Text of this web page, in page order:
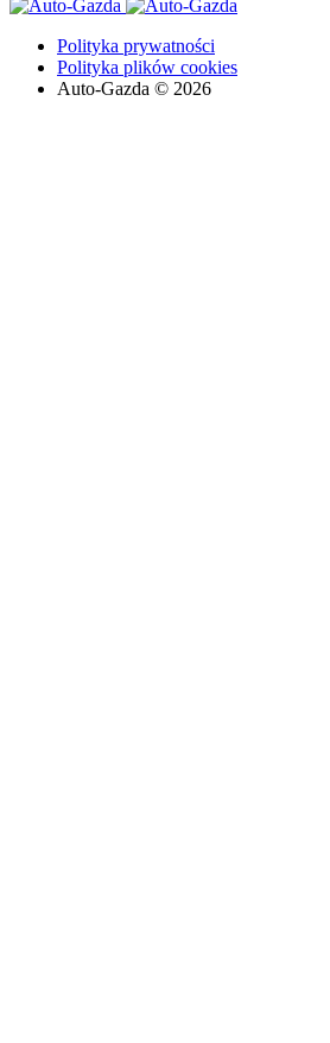
Polityka prywatności
Polityka plików cookies
Auto-Gazda © 2026